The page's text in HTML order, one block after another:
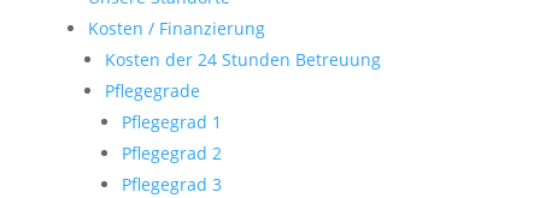
Kosten / Finanzierung
Kosten der 24 Stunden Betreuung
Pflegegrade
Pflegegrad 1
Pflegegrad 2
Pflegegrad 3